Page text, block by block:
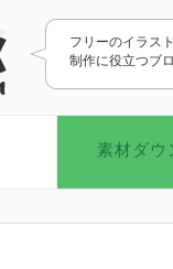
SOZAIC.com
フリーのイラス
制作に役立つブ
素材ダウ